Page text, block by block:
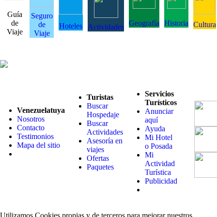
Guía
de
Viaje
Seguro
de
Viaje
Hoteles Actividades Geografía Historia Cultura
Venezuelatuya
Nosotros
Contacto
Testimonios
Mapa del sitio
Turistas
Buscar
Hospedaje
Buscar
Actividades
Asesoría en
viajes
Ofertas
Paquetes
Servicios
Turísticos
Anunciar
aquí
Ayuda
Mi Hotel
o Posada
Mi
Actividad
Turística
Publicidad
Utilizamos Cookies propias y de terceros para mejorar nuestros